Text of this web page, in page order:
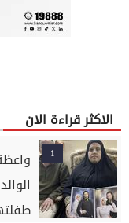
الاكثر قراءة الان
1